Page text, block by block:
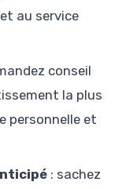
au service
conseil
la plus
personnelle et
: sachez